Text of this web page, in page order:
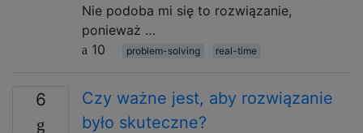
Nie podoba mi się to rozwiązanie,
ponieważ …
10
problem-solving real-time
6
Czy ważne jest, aby rozwiązanie
było skuteczne?